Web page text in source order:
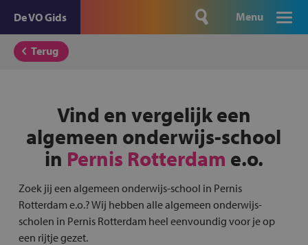
De VO Gids Menu
Terug
Vind en vergelijk een
algemeen onderwijs-school
in Pernis Rotterdam e.o.
Zoek jij een algemeen onderwijs-school in Pernis
Rotterdam e.o.? Wij hebben alle algemeen onderwijs-
scholen in Pernis Rotterdam heel eenvoundig voor je op
een rijtje gezet.